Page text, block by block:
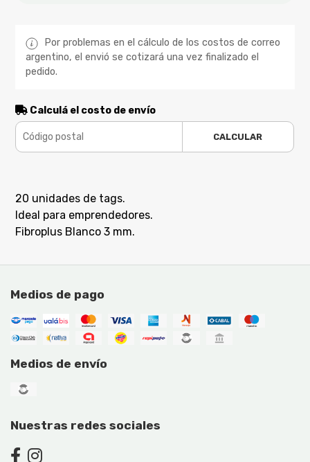
Por problemas en el cálculo de los costos de correo
argentino, el envió se cotizará una vez finalizado el
pedido.
Calculá el costo de envío
CALCULAR
20 unidades de tags.
Ideal para emprendedores.
Fibroplus Blanco 3 mm.
Medios de pago
Medios de envío
Nuestras redes sociales